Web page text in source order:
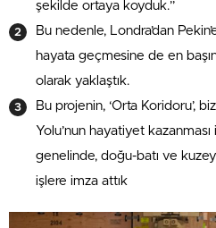
şekilde ortaya koyduk.”
Bu nedenle, Londra’dan
hayata geçmesine de en
olarak yaklaştık.
Bu projenin, ‘Orta Koridoru’,
Yolu’nun hayatiyet
genelinde, doğu-batı ve
işlere imza attık